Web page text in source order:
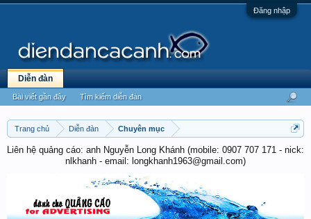
Đăng nhập
Trang chủ Diễn đàn Chuyên mục
Liên hệ quảng cáo: anh Nguyễn Long Khánh (mobile: 0907 707 171 - nick:
nlkhanh - email: longkhanh1963@gmail.com)
Diễn đàn
Bài viết gần đây Tìm kiếm diễn đàn